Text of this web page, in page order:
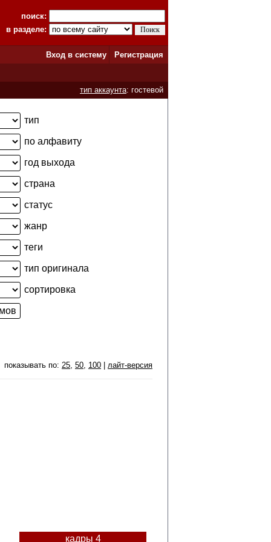
поиск:
в разделе:
Вход в систему
Регистрация
тип аккаунта: гостевой
тип
по алфавиту
год выхода
страна
статус
жанр
теги
тип оригинала
сортировка
показывать по: 25, 50, 100 лайт-версия
кадры 4